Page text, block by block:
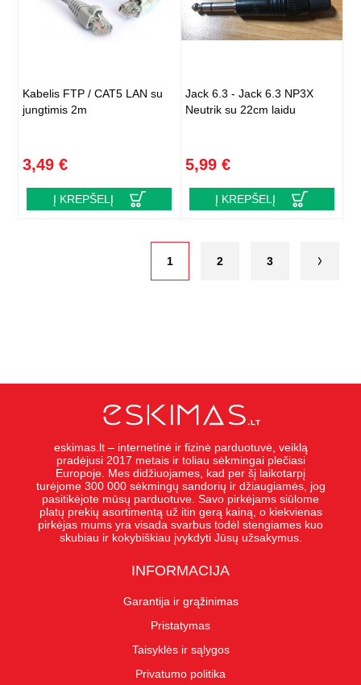
Kabelis FTP / CAT5 LAN su
jungtimis 2m
3,49 €
Į KREPŠELĮ
Jack 6.3 - Jack 6.3 NP3X
Neutrik su 22cm laidu
5,99 €
Į KREPŠELĮ
1 2 3
eskimas.lt – internetinė ir fizinė parduotuvė, veiklą
pradėjusi 2017 metais ir toliau sėkmingai plečiasi
Europoje. Mes didžiuojames, kad per šį laikotarpį
turėjome 300 000 sėkmingų sandorių ir džiaugiamės, jog
pasitikėjote mūsų parduotuve. Savo pirkėjams siūlome
platų prekių asortimentą už itin gerą kainą, o kiekvienas
pirkėjas mums yra visada svarbus todėl stengiames kuo
skubiau ir kokybiškiau įvykdyti Jūsų užsakymus.
INFORMACIJA
Garantija ir grąžinimas
Pristatymas
Taisyklės ir sąlygos
Privatumo politika